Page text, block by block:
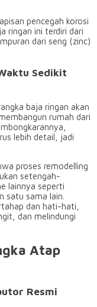
pencegah korosi
ringan ini terdiri dari
dari seng (zinc)
Sedikit
baja ringan akan
rumah dari
lebih detail, jadi
proses remodelling
setengah-
lainnya seperti
satu sama lain.
dan hati-hati,
dan melindungi
Atap
Resmi